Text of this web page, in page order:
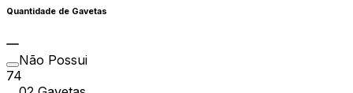
Quantidade de Gavetas
Não Possui
74